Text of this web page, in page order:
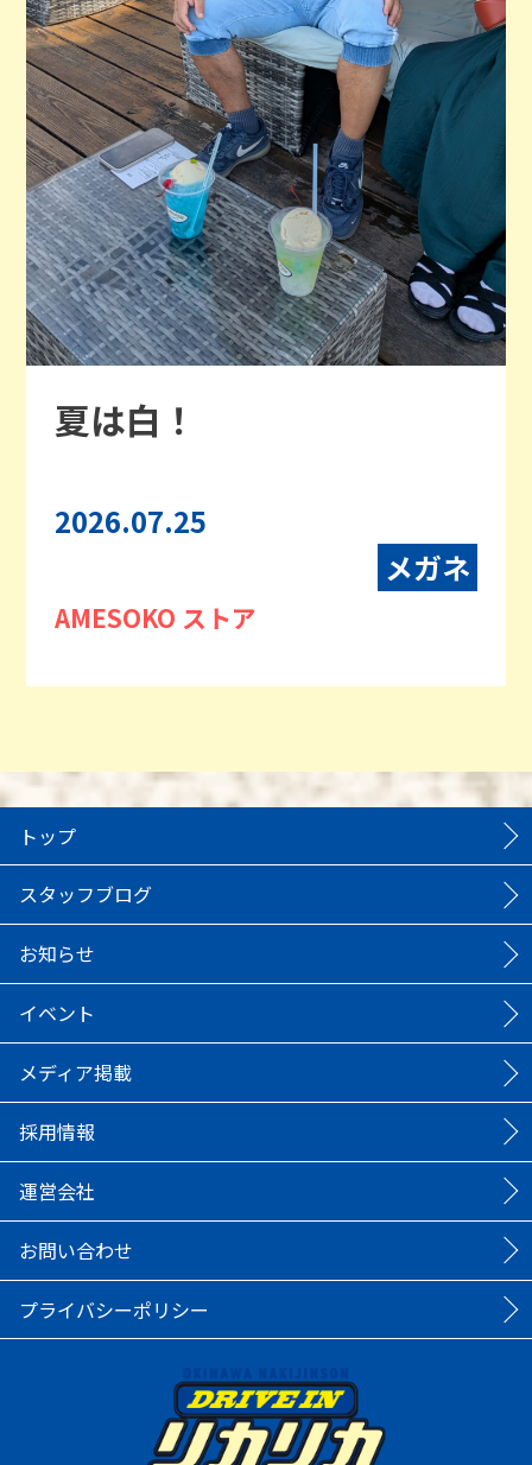
夏は白！
2026.07.25
メガネ
AMESOKO ストア
トップ
スタッフブログ
お知らせ
イベント
メディア掲載
採用情報
運営会社
お問い合わせ
プライバシーポリシー